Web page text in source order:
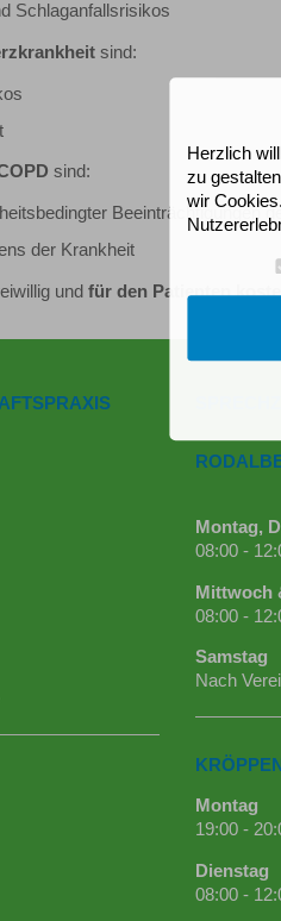
Schlaganfallsrisikos
sind:
sind:
Beeinträchtigungen
der Krankheit
und für den Patienten
Montag,
08:00 -
Mittwoch
08:00 -
Samstag
Nach
KRÖPPEN
Montag
19:00 -
Dienstag
08:00 -
Herzlich
zu
wir